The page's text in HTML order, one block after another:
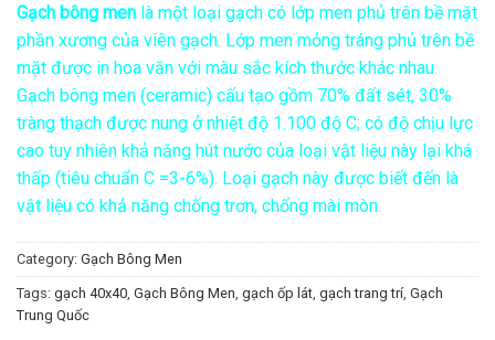
Gạch bông men là một loại gạch có lớp men phủ trên bề mặt
phần xương của viên gạch. Lớp men mỏng tráng phủ trên bề
mặt được in hoa văn với màu sắc kích thước khác nhau.
Gạch bông men (ceramic) cấu tạo gồm 70% đất sét, 30%
tràng thạch được nung ở nhiệt độ 1.100 độ C; có độ chịu lực
cao tuy nhiên khả năng hút nước của loại vật liệu này lại khá
thấp (tiêu chuẩn C =3-6%). Loại gạch này được biết đến là
vật liệu có khả năng chống trơn, chống mài mòn.
Category: Gạch Bông Men
Tags: gạch 40x40, Gạch Bông Men, gạch ốp lát, gạch trang trí, Gạch
Trung Quốc